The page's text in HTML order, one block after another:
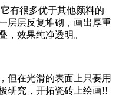
有很多优于其他颜料的
层层反复堆砌，画出厚重
，效果纯净透明。
但在光滑的表面上只要用
研究，开拓瓷砖上绘画!!